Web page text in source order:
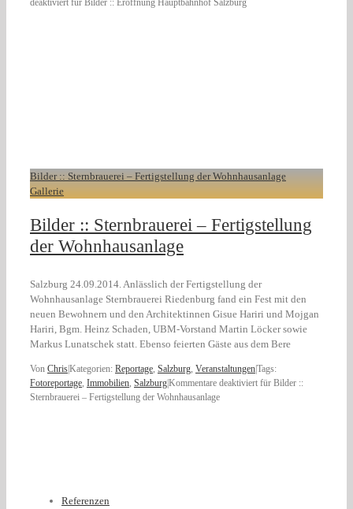
deaktiviert für Bilder :: Eröffnung Hauptbahnhof Salzburg
Bilder :: Sternbrauerei – Fertigstellung der Wohnhausanlage
Gallerie
Bilder :: Sternbrauerei – Fertigstellung
der Wohnhausanlage
Salzburg 24.09.2014. Anlässlich der Fertigstellung der
Wohnhausanlage Sternbrauerei Riedenburg fand ein Fest mit den
neuen Bewohnern und den Architektinnen Gisue Hariri und Mojgan
Hariri, Bgm. Heinz Schaden, UBM-Vorstand Martin Löcker sowie
Markus Lunatschek statt. Ebenso feierten Gäste aus dem Bere
Von ChrisKategorien: Reportage, Salzburg, VeranstaltungenTags:
Fotoreportage, Immobilien, SalzburgKommentare deaktiviert für Bilder ::
Sternbrauerei – Fertigstellung der Wohnhausanlage
Referenzen